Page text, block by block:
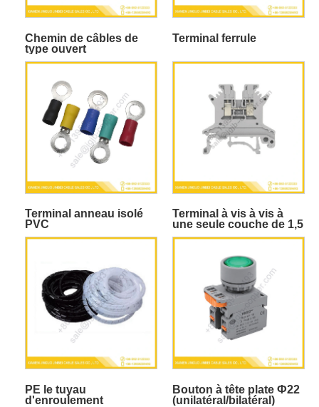
Chemin de câbles de
type ouvert
Terminal ferrule
Terminal anneau isolé
PVC
Terminal à vis à vis à
une seule couche de 1,5
mm²
PE le tuyau
d'enroulement
Bouton à tête plate Ф22
(unilatéral/bilatéral)